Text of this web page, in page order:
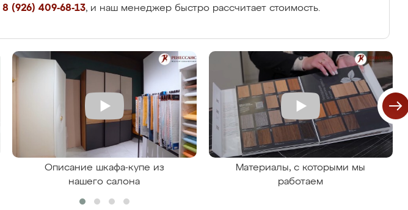
8 (926) 409-68-13, и наш менеджер быстро рассчитает стоимость.
Описание шкафа-купе из
нашего салона
Материалы, с которыми мы
работаем